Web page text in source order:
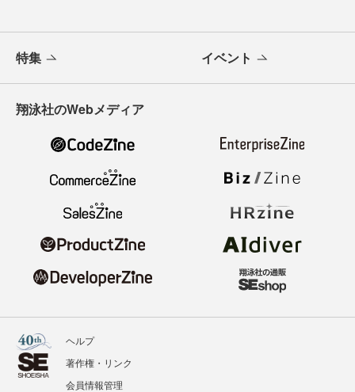
特集 イベント
翔泳社のWebメディア
ヘルプ
著作権・リンク
会員情報管理